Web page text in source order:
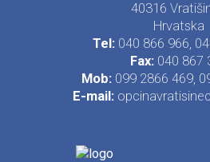
40316
Hrvatska
Tel: 040 866 966,
Fax: 040 867
Mob: 099 2866 469,
E-mail: